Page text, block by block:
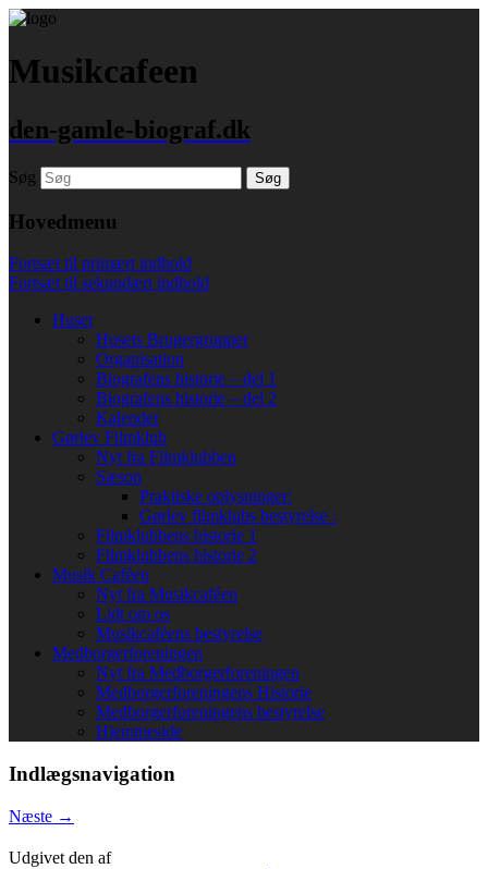
Musikcafeen
den-gamle-biograf.dk
Søg
Hovedmenu
Fortsæt til primært indhold
Fortsæt til sekundært indhold
Huset
Husets Brugergrupper
Organisation
Biografens historie – del 1
Biografens historie – del 2
Kalender
Gørlev Filmklub
Nyt fra Filmklubben
Sæson
Praktiske oplysninger:
Gørlev filmklubs bestyrelse :
Filmklubbens historie 1
Filmklubbens historie 2
Musik Caféen
Nyt fra Musikcaféen
Lidt om os
Musikcaféens bestyrelse
Medborgerforeningen
Nyt fra Medborgerforeningen
Medborgerforeningens Historie
Medborgerforeningens bestyrelse
Hjemmeside
Indlægsnavigation
Næste →
Udgivet den af